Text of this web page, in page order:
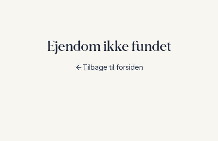
Ejendom ikke fundet
Tilbage til forsiden